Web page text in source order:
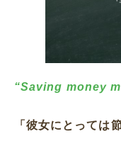
“Saving money
「彼女にとっては